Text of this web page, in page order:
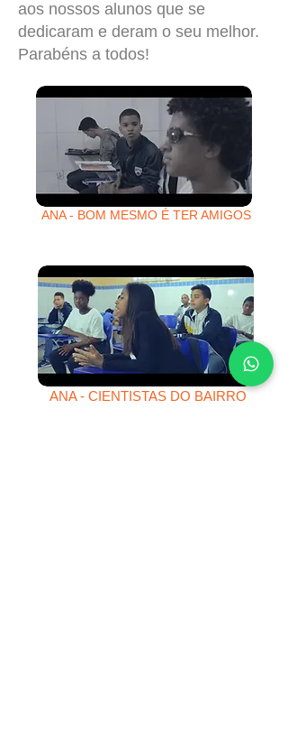
aos nossos alunos que se
dedicaram e deram o seu melhor.
Parabéns a todos!
ANA - BOM MESMO É TER AMIGOS
ANA - CIENTISTAS DO BAIRRO